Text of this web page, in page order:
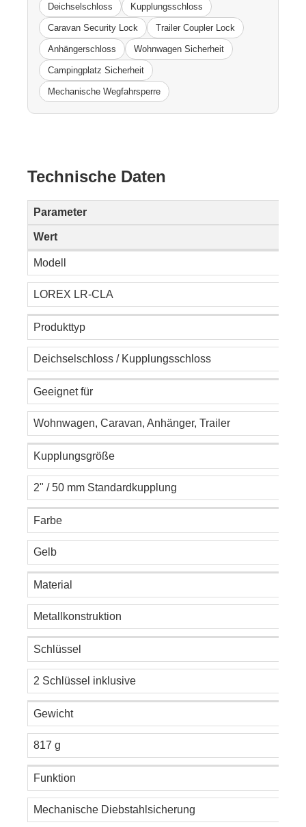
Deichselschloss Kupplungsschloss
Caravan Security Lock Trailer Coupler Lock
Anhängerschloss Wohnwagen Sicherheit
Campingplatz Sicherheit
Mechanische Wegfahrsperre
Technische Daten
Parameter
Wert
Modell
LOREX LR-CLA
Produkttyp
Deichselschloss / Kupplungsschloss
Geeignet für
Wohnwagen, Caravan, Anhänger, Trailer
Kupplungsgröße
2" / 50 mm Standardkupplung
Farbe
Gelb
Material
Metallkonstruktion
Schlüssel
2 Schlüssel inklusive
Gewicht
817 g
Funktion
Mechanische Diebstahlsicherung